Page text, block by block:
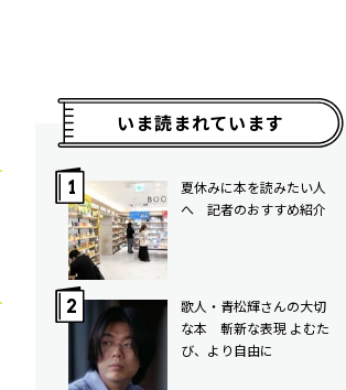
いま読まれています
夏休みに本を読みたい人
へ 記者のおすすめ紹介
歌人・青松輝さんの大切
な本 斬新な表現 よむた
び、より自由に